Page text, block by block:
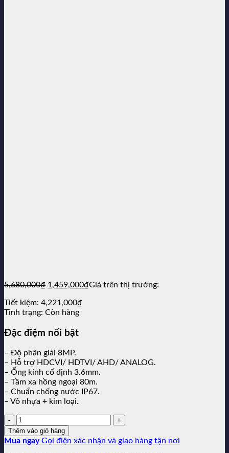
5,680,000₫ Giá
là:
5,680,000₫.
1,459,000₫Giá
Giá trên thị trường:
Tiết kiệm: 4,221,000₫
Tình trạng: Còn hàng
Đặc điệm nổi bật
– Độ phân giải 8MP.
– Hỗ trợ HDCVI/ HDTVI/ AHD/ ANALOG.
– Ống kính cố định 3.6mm.
– Tầm xa hồng ngoại 80m.
– Chuẩn chống nước IP67.
– Vỏ nhựa + kim loại.
Số
lượng:
Thêm vào giỏ hàng
Mua ngay Gọi điện xác nhận và giao hàng tận nơi